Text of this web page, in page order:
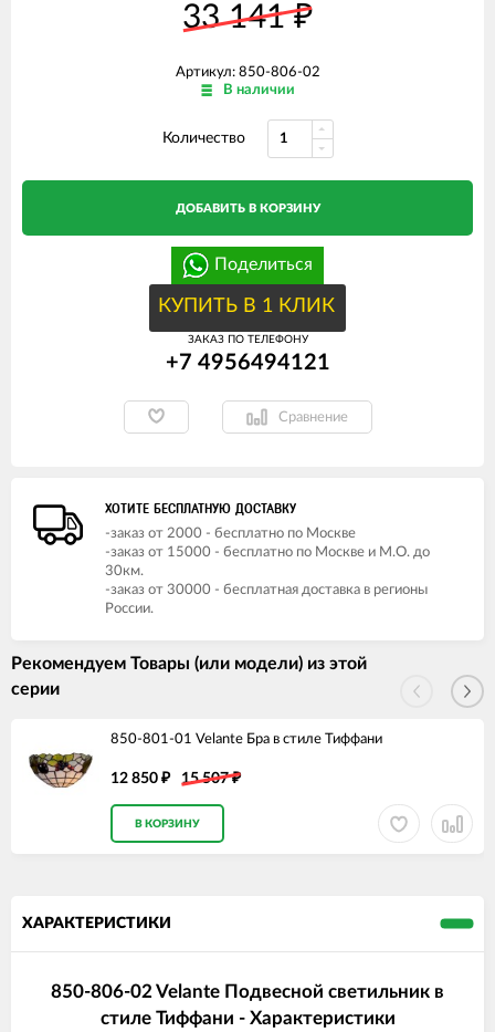
33 141₽
Артикул: 850-806-02
В наличии
Количество
ДОБАВИТЬ В КОРЗИНУ
Поделиться
КУПИТЬ В 1 КЛИК
ЗАКАЗ ПО ТЕЛЕФОНУ
+7 4956494121
Сравнение
ХОТИТЕ БЕСПЛАТНУЮ ДОСТАВКУ
-заказ от 2000 - бесплатно по Москве
-заказ от 15000 - бесплатно по Москве и М.О. до
30км.
-заказ от 30000 - бесплатная доставка в регионы
России.
Рекомендуем Товары (или модели) из этой
серии
850-801-01 Velante Бра в стиле Тиффани
12 850 ₽ 15 507₽
В КОРЗИНУ
ХАРАКТЕРИСТИКИ
850-806-02 Velante Подвесной светильник в
стиле Тиффани - Характеристики